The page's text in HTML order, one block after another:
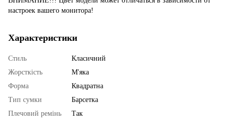
настроек вашего монитора!
Характеристики
Стиль
Класичний
Жорсткість
М'яка
Форма
Квадратна
Тип сумки
Барсетка
Плечовий ремінь
Так